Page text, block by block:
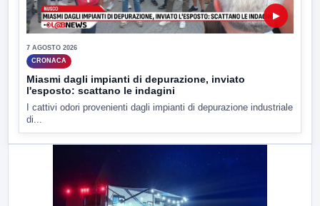
▶
7 AGOSTO 2026
CRONACA
Miasmi dagli impianti di depurazione, inviato
l'esposto: scattano le indagini
I cattivi odori provenienti dagli impianti di depurazione industriale
di...